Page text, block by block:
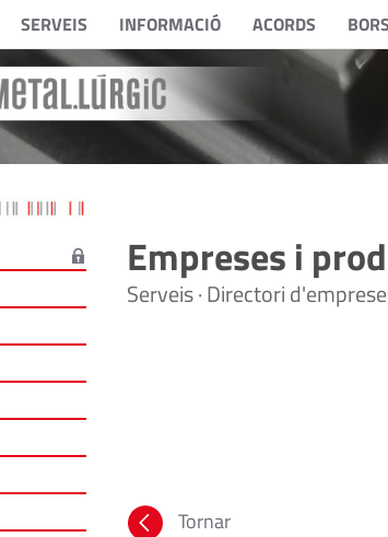
SERVEIS INFORMACIÓ ACORDS
Empreses i
Serveis · Directori
Tornar